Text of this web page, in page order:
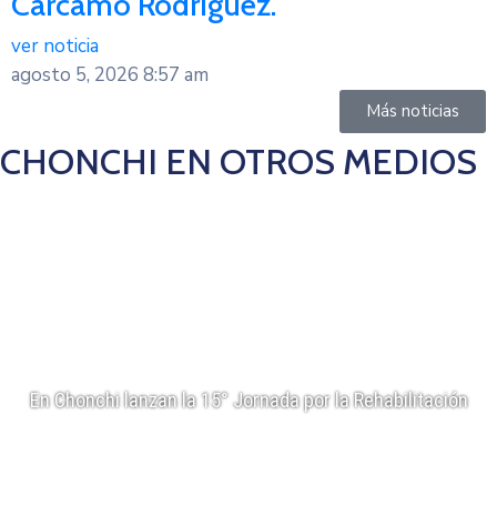
ver noticia
agosto 5, 2026 8:57 am
Más noticias
CHONCHI EN OTROS MEDIOS
En Chonchi lanzan la 15° Jornada por la Rehabilitación